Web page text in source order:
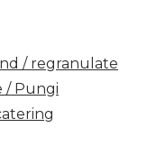
/ regranulate
/ Pungi